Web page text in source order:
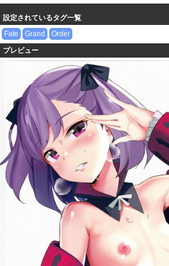
設定されているタグ一覧
Fate
Grand
Order
プレビュー